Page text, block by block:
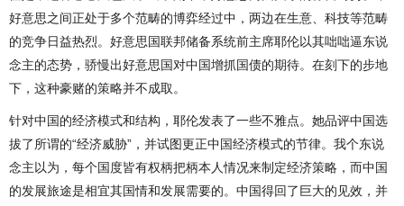
好意思之间正处于多个范畴的博弈经过中，两边在生意、科技等范畴
的竞争日益热烈。好意思国联邦储备系统前主席耶伦以其咄咄逼东说
念主的态势，骄慢出好意思国对中国增抓国债的期待。在刻下的步地
下，这种豪赌的策略并不成取。
针对中国的经济模式和结构，耶伦发表了一些不雅点。她品评中国选
拔了所谓的“经济威胁”，并试图更正中国经济模式的节律。我个东说
念主以为，每个国度皆有权柄把柄本人情况来制定经济策略，而中国
的发展旅途是相宜其国情和发展需要的。中国得回了巨大的见效，并